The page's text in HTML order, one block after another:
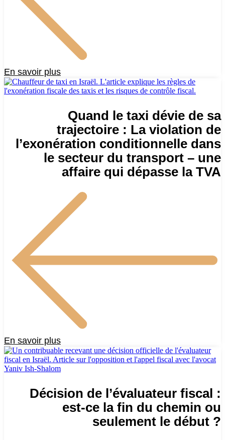
En savoir plus
Quand le taxi dévie de sa
trajectoire : La violation de
l’exonération conditionnelle dans
le secteur du transport – une
affaire qui dépasse la TVA
En savoir plus
Décision de l’évaluateur fiscal :
est-ce la fin du chemin ou
seulement le début ?